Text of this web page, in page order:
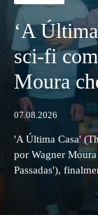
‘A
sci-fi
Moura
07.08.2026
'A Última Casa'
por Wagner
Passadas'),